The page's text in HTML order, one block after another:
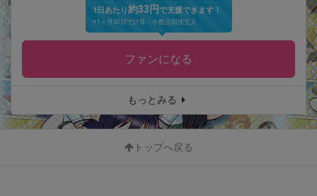
1日あたり約33円で支援できます！
※1ヶ月30日で計算・小数点四捨五入
ファンになる
もっとみる
トップへ戻る